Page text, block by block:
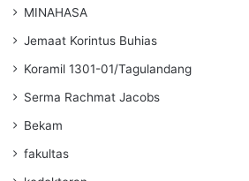
MINAHASA
Jemaat Korintus Buhias
Koramil 1301-01/Tagulandang
Serma Rachmat Jacobs
Bekam
fakultas